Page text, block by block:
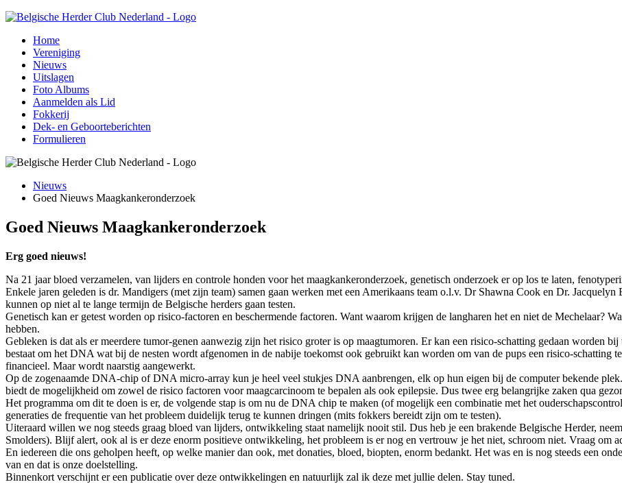
Home
Vereniging
Nieuws
Uitslagen
Foto Albums
Aanmelden als Lid
Fokkerij
Dek- en Geboorteberichten
Formulieren
Nieuws
Goed Nieuws Maagkankeronderzoek
Goed Nieuws Maagkankeronderzoek
Erg goed nieuws!
Na 21 jaar bloed verzamelen, van lijders en controle honden voor het maagkankeronderzoek, genetisch onderzoek er op los te laten,
Enkele jaren geleden is dr. Mandigers (met zijn team) samen gaan werken met een Amerikaans team o.l.v. Dr Shawna Cook en Dr.
kunnen op niet al te lange termijn de Belgische herders gaan testen.
Genetisch kan er getest worden op risico-factoren en beschermende factoren. Want waarom krijgen de langharen het en niet de Mechelaar?
hebben.
Gebleken is dat als er meerdere tumor-genen aanwezig zijn het risico groter is op maagtumoren. Er kan een risico-schatting gedaan worden
bestaat om het DNA wat bij de nesten wordt afgenomen in de nabije toekomst ook gebruikt kan worden om van de pups een risico-
financieel. Maar wordt naarstig aangewerkt.
Op de zogenaamde DNA-chip of DNA micro-array kun je heel veel stukjes DNA aanbrengen, elk op hun eigen bij de computer bekende
biedt de mogelijkheid om zowel de risico factoren voor maagcarcinoom te bepalen als ook epilepsie. Dus twee erg belangrijke zaken qua
Het programma om dit te doen is er, de volgende stap is om nu de DNA chip te maken (of mogelijk een combinatie met het
generaties de frequentie van het probleem duidelijk terug te kunnen dringen (mits fokkers bereidt zijn om te testen).
Uiteraard willen we nog steeds graag bloed van lijders, ontwikkeling staat namelijk nooit stil. Dus heb je een brakende Belgische Herder,
Smolders). Blijf alert, ook al is er deze enorm positieve ontwikkeling, het probleem is er nog en vertrouw je het niet, schroom niet. Vraag om
En iedereen die ons geholpen heeft, op welke manier dan ook, met donaties, bloed, biopten, enorm bedankt. Het was en is nog steeds een
van en dat is onze doelstelling.
Binnenkort verschijnt er een publicatie over deze ontwikkelingen en natuurlijk zal ik deze met jullie delen. Stay tuned.